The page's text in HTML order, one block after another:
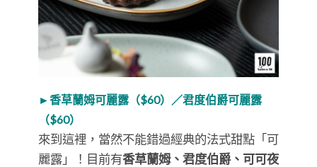
►香草蘭姆可麗露（$60）／君度伯爵可麗露
（$60）
來到這裡，當然不能錯過經典的法式甜點「可
麗露」！目前有香草蘭姆、君度伯爵、可可夜